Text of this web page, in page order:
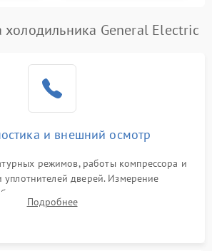
General Electric
и внешний осмотр
режимов, работы компрессора и
уплотнителей дверей. Измерение
мотора, проверка термостата и
ошибок с электронного дисплея.
Подробнее